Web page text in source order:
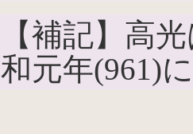
【補記】高
和元年(961)